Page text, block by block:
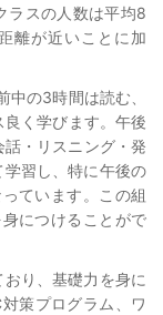
ラスの人数は平均8
離が近いことに加
の3時間は読む、
く学びます。午後
・リスニング・発
習し、特に午後の
ています。この組
につけることがで
り、基礎力を身に
策プログラム、ワ